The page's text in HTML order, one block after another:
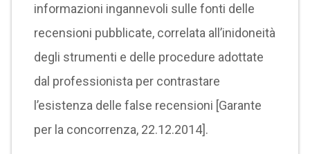
informazioni ingannevoli sulle fonti delle
recensioni pubblicate, correlata all’inidoneità
degli strumenti e delle procedure adottate
dal professionista per contrastare
l’esistenza delle false recensioni [Garante
per la concorrenza, 22.12.2014].